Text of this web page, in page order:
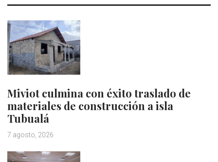
Miviot culmina con éxito traslado de
materiales de construcción a isla
Tubualá
7 agosto, 2026